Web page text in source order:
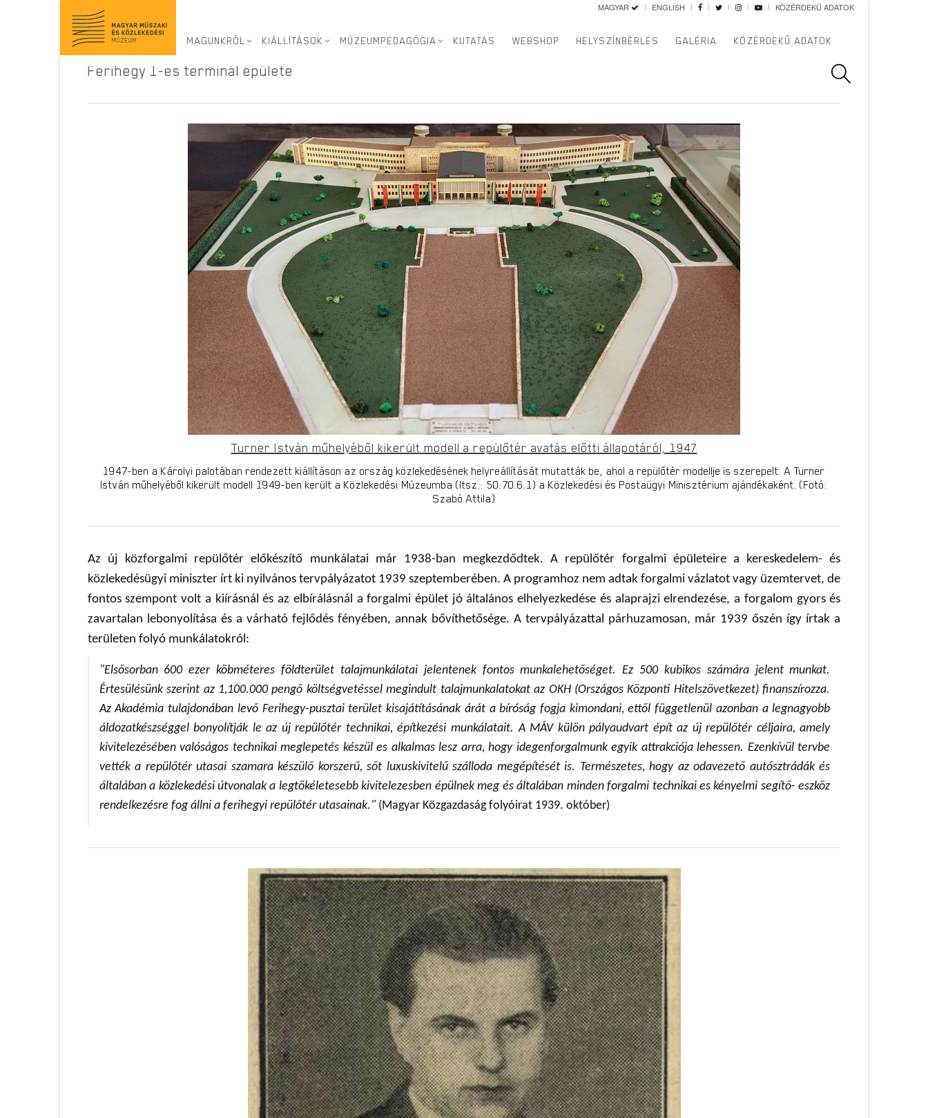
MAGYAR ENGLISH KÖZÉRDEKŰ ADATOK
MAGUNKRÓL KIÁLLÍTÁSOK MÚZEUMPEDAGÓGIA KUTATÁS WEBSHOP HELYSZÍNBÉRLÉS GALÉRIA KÖZÉRDEKŰ ADATOK
Virtuális kiállítás> Ferihegy 70> Ferihegy 1-es terminál épülete
Ferihegy 1-es terminál épülete
Turner István műhelyéből kikerült modell a repülőtér avatás előtti állapotáról, 1947
1947-ben a Károlyi palotában rendezett kiállításon az ország közlekedésének helyreállítását mutatták be, ahol a repülőtér modellje is szerepelt. A Turner
István műhelyéből kikerült modell 1949-ben került a Közlekedési Múzeumba (ltsz.: 50.70.6.1) a Közlekedési és Postaügyi Minisztérium ajándékaként. (Fotó:
Szabó Attila)
Az új közforgalmi repülőtér előkészítő munkálatai már 1938-ban megkezdődtek. A repülőtér forgalmi épületeire a kereskedelem- és
közlekedésügyi miniszter írt ki nyilvános tervpályázatot 1939 szeptemberében. A programhoz nem adtak forgalmi vázlatot vagy üzemtervet, de
fontos szempont volt a kiírásnál és az elbírálásnál a forgalmi épület jó általános elhelyezkedése és alaprajzi elrendezése, a forgalom gyors és
zavartalan lebonyolítása és a várható fejlődés fényében, annak bővíthetősége. A tervpályázattal párhuzamosan, már 1939 őszén így írtak a
területen folyó munkálatokról:
"Elsősorban 600 ezer köbméteres földterület talajmunkálatai jelentenek fontos munkalehetőséget. Ez 500 kubikos számára jelent munkat.
Értesülésünk szerint az 1,100.000 pengő költségvetéssel megindult talajmunkalatokat az OKH (Országos Központi Hitelszövetkezet) finanszírozza.
Az Akadémia tulajdonában levő Ferihegy-pusztai terület kisajátításának árát a bíróság fogja kimondani, ettől függetlenül azonban a legnagyobb
áldozatkészséggel bonyolítják le az új repülőtér technikai, építkezési munkálatait. A MÁV külön pályaudvart épít az új repülőtér céljaira, amely
kivitelezésében valóságos technikai meglepetés készül es alkalmas lesz arra, hogy idegenforgalmunk egyik attrakciója lehessen. Ezenkívül tervbe
vették a repülőtér utasai szamara készülő korszerű, sőt luxuskivitelű szálloda megépítését is. Természetes, hogy az odavezető autósztrádák és
általában a közlekedési útvonalak a legtökéletesebb kivitelezesben épülnek meg és általában minden forgalmi technikai es kényelmi segítő- eszköz
rendelkezésre fog állni a ferihegyi repülőtér utasainak."(Magyar Közgazdaság folyóirat 1939. október)